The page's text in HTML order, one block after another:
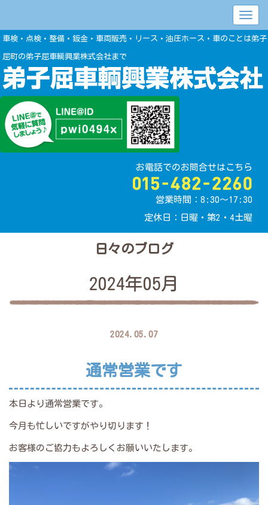
車検・点検・整備・鈑金・車両販売・リース・油圧ホース・車のことは弟子
屈町の弟子屈車輌興業株式会社まで
お電話でのお問合せはこちら
営業時間：8:30〜17:30
定休日：日曜・第2・4土曜
日々のブログ
2024年05月
2024.05.07
通常営業です
本日より通常営業です。
今月も忙しいですがやり切ります！
お客様のご協力もよろしくお願いいたします。